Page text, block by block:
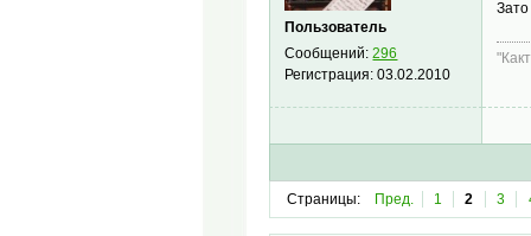
Пользователь
Сообщений:296
Регистрация:03.02.2010
Страницы: Пред. 1 2 3